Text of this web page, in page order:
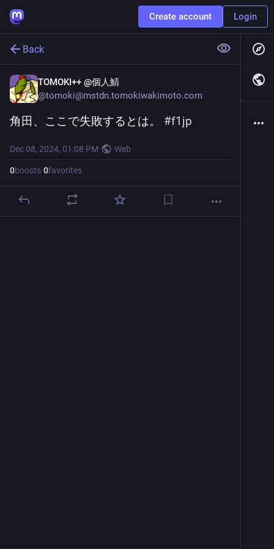
Create account Login
Back
TOMOKI++ @個人鯖
@tomoki@mstdn.tomokiwakimoto.com
角田、ここで失敗するとは。 #f1jp
Dec 08, 2024, 01:08 PM· ·Web
0boosts·0favorites